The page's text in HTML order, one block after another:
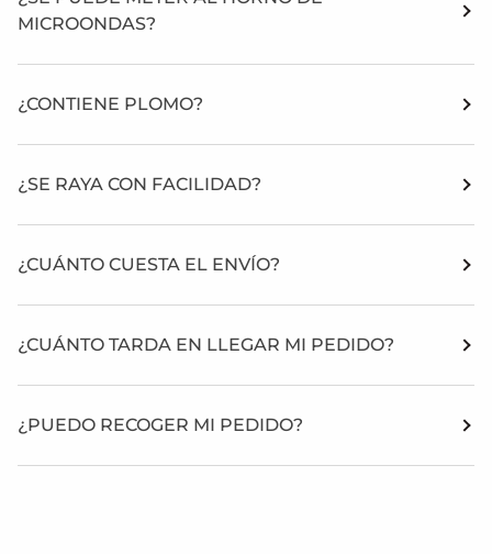
MICROONDAS?
¿CONTIENE PLOMO?
¿SE RAYA CON FACILIDAD?
¿CUÁNTO CUESTA EL ENVÍO?
¿CUÁNTO TARDA EN LLEGAR MI PEDIDO?
¿PUEDO RECOGER MI PEDIDO?